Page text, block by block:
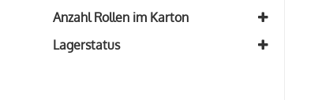
Kern: 25mm (1)
Anzahl Rollen im Karton
40 Rollen
Lagerstatus